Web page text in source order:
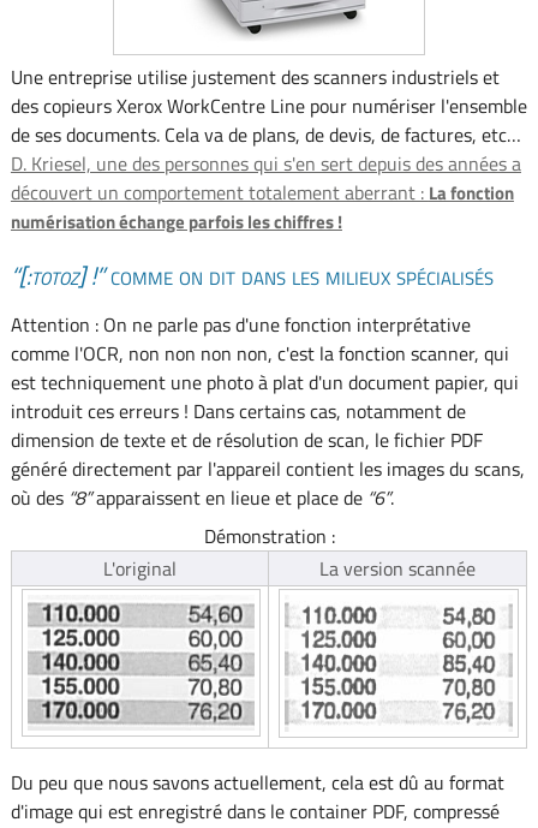
Une entreprise utilise justement des scanners industriels et
des copieurs Xerox WorkCentre Line pour numériser l'ensemble
de ses documents. Cela va de plans, de devis, de factures, etc…
D. Kriesel, une des personnes qui s'en sert depuis des années a
découvert un comportement totalement aberrant : La fonction
numérisation échange parfois les chiffres !
[:totoz] ! comme on dit dans les milieux spécialisés
Attention : On ne parle pas d'une fonction interprétative
comme l'OCR, non non non non, c'est la fonction scanner, qui
est techniquement une photo à plat d'un document papier, qui
introduit ces erreurs ! Dans certains cas, notamment de
dimension de texte et de résolution de scan, le fichier PDF
généré directement par l'appareil contient les images du scans,
où des 8 apparaissent en lieue et place de 6 .
Démonstration :
L'original
La version scannée
Du peu que nous savons actuellement, cela est dû au format
d'image qui est enregistré dans le container PDF, compressé